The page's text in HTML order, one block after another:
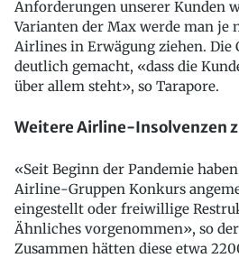
Anforderungen unserer Kunden
Varianten der Max werde man je
Airlines in Erwägung ziehen. Die
deutlich gemacht, «dass die
über allem steht», so Tarapore.
Weitere Airline-Insolvenzen
«Seit Beginn der Pandemie
Airline-Gruppen Konkurs
eingestellt oder freiwillige
Ähnliches vorgenommen», so
Zusammen hätten diese etwa